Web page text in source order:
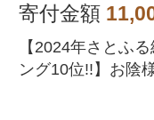
寄付金額
【2024年さとふ
ング10位!!】お陰